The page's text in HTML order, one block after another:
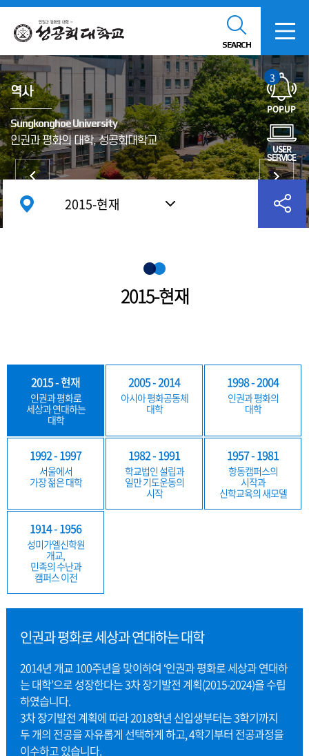
SEARCH
POPUP
3
USER
SERVICE
역사
Sungkonghoe University
인권과 평화의 대학, 성공회대학교
2015-현재
2015-현재
2015 - 현재
인권과 평화로
세상과 연대하는
대학
2005 - 2014
아시아 평화공동체
대학
1998 - 2004
인권과 평화의
대학
1992 - 1997
서울에서
가장 젊은 대학
1982 - 1991
학교법인 설립과
일만 기도운동의
시작
1957 - 1981
항동캠퍼스의
시작과
신학교육의 새모델
1914 - 1956
성미가엘신학원
개교,
민족의 수난과
캠퍼스 이전
인권과 평화로 세상과 연대하는 대학
2014년 개교 100주년을 맞이하여 ‘인권과 평화로 세상과 연대하
는 대학’으로 성장한다는 3차 장기발전 계획(2015-2024)을 수립
하였습니다.
3차 장기발전 계획에 따라 2018학년 신입생부터는 3학기까지
두 개의 전공을 자유롭게 선택하게 하고, 4학기부터 전공과정을
이수하고 있습니다.